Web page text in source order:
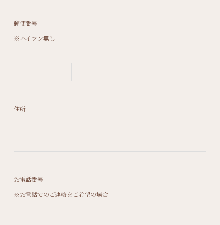
郵便番号
※ハイフン無し
住所
お電話番号
※お電話でのご連絡をご希望の場合